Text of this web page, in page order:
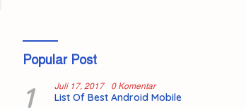
Popular Post
1 Juli 17, 2017 0 Komentar
List Of Best Android Mobile